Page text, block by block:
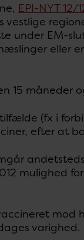
EPI-NYT 12/
under EM-
eller
15 måneder
(fx i
efter at
mulighed
mod
varighed.